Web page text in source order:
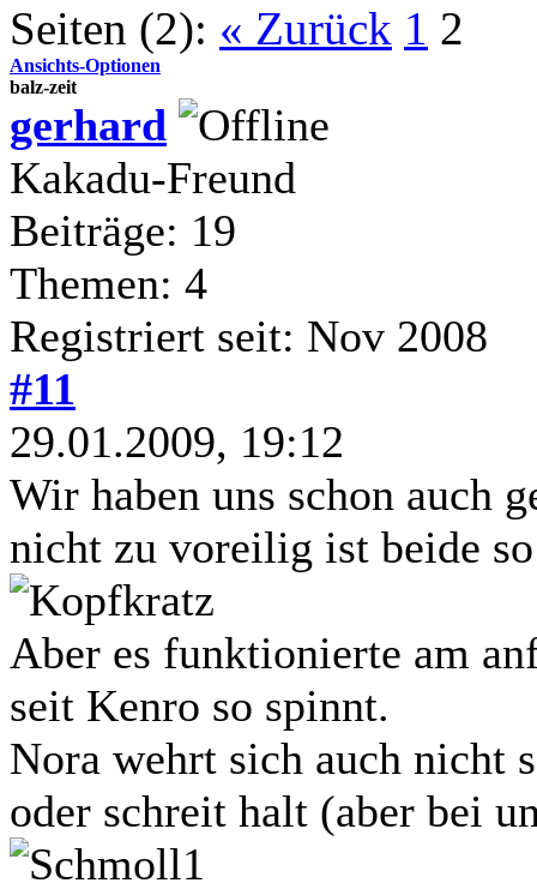
Seiten (2): « Zurück 1 2
Ansichts-Optionen
balz-zeit
gerhard
Kakadu-Freund
Beiträge: 19
Themen: 4
Registriert seit: Nov 2008
#11
29.01.2009, 19:12
Wir haben uns schon auch
nicht zu voreilig ist beide
Aber es funktionierte am
seit Kenro so spinnt.
Nora wehrt sich auch nicht
oder schreit halt (aber bei